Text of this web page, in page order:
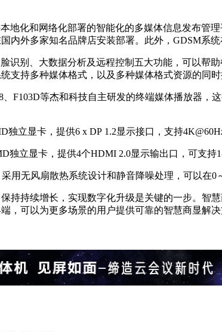
地化和网络化部署的智能化的多媒体信息发布管
内外多家知名品牌店安装部署。此外，GDSM系
识别、大数据分析及远程控制五大功能，可以
支持多种媒体格式，以及多种媒体格式资源的同
、F103D等杰和科技自主研发的终端媒体播放器
立显卡，提供6 x DP 1.2显示接口，支持
独立显卡，提供4个HDMI 2.0显示输出口，可支持
用无风扇散热系统设计和静音降噪处理，可以在
持持续增长，实现数字化升级是关键的一步。
，可以为更多场景的用户提供可靠的智慧商显解决